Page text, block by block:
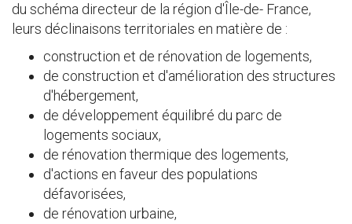
du schéma directeur de la région d'Île-de- France,
leurs déclinaisons territoriales en matière de :
construction et de rénovation de logements,
de construction et d'amélioration des structures
d'hébergement,
de développement équilibré du parc de
logements sociaux,
de rénovation thermique des logements,
d'actions en faveur des populations
défavorisées,
de rénovation urbaine,